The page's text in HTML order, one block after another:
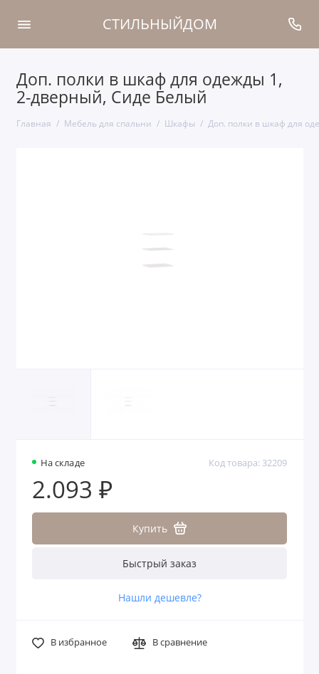
СТИЛЬНЫЙДОМ
Доп. полки в шкаф для одежды 1,
2-дверный, Сиде Белый
Главная Мебель для спальни Шкафы Доп. полки в шкаф для
На складе Код товара: 32209
2.093 ₽
Купить
Быстрый заказ
Нашли дешевле?
В избранное В сравнение